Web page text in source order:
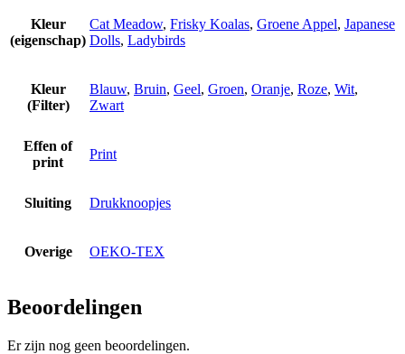
Kleur
(eigenschap)
Cat Meadow, Frisky Koalas, Groene Appel, Japanese
Dolls, Ladybirds
Kleur
(Filter)
Blauw, Bruin, Geel, Groen, Oranje, Roze, Wit,
Zwart
Effen of
print
Print
Sluiting Drukknoopjes
Overige OEKO-TEX
Beoordelingen
Er zijn nog geen beoordelingen.